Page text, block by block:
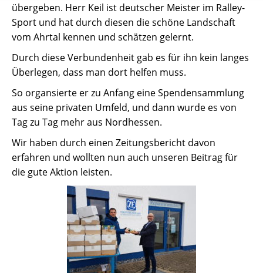
übergeben. Herr Keil ist deutscher Meister im Ralley-
Sport und hat durch diesen die schöne Landschaft
vom Ahrtal kennen und schätzen gelernt.
Durch diese Verbundenheit gab es für ihn kein langes
Überlegen, dass man dort helfen muss.
So organsierte er zu Anfang eine Spendensammlung
aus seine privaten Umfeld, und dann wurde es von
Tag zu Tag mehr aus Nordhessen.
Wir haben durch einen Zeitungsbericht davon
erfahren und wollten nun auch unseren Beitrag für
die gute Aktion leisten.